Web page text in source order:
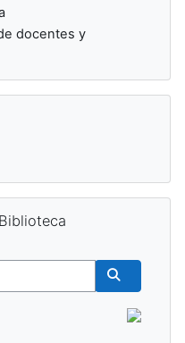
docentes y
Buscar